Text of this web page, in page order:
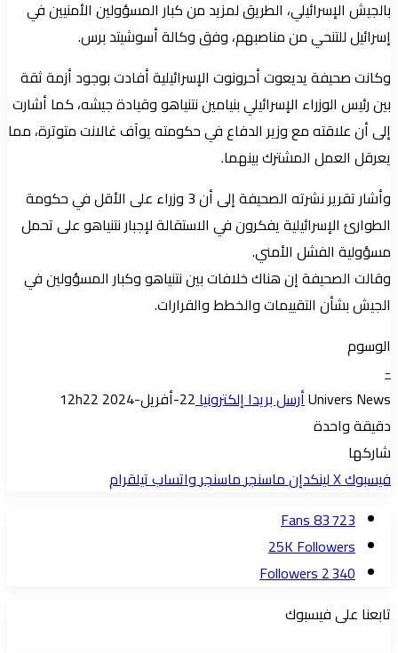
بالجيش الإسرائيلي، الطريق لمزيد من كبار المسؤولين الأمنيين في
إسرائيل للتنحي من مناصبهم، وفق وكالة أسوشيتد برس.
وكانت صحيفة يديعوت أحرونوت الإسرائيلية أفادت بوجود أزمة ثقة
بين رئيس الوزراء الإسرائيلي بنيامين نتنياهو وقيادة جيشه، كما أشارت
إلى أن علاقته مع وزير الدفاع في حكومته يوآف غالانت متوترة، مما
يعرقل العمل المشترك بينهما.
وأشار تقرير نشرته الصحيفة إلى أن 3 وزراء على الأقل في حكومة
الطوارئ الإسرائيلية يفكرون في الاستقالة لإجبار نتنياهو على تحمل
مسؤولية الفشل الأمني.
وقالت الصحيفة إن هناك خلافات بين نتنياهو وكبار المسؤولين في
الجيش بشأن التقييمات والخطط والقرارات.
الوسوم
-
Univers Newsأرسل بريدا إلكترونيا22-أفريل-2024 12h22
دقيقة واحدة
شاركها
فيسبوك‫Xلينكدإنماسنجرماسنجرواتسابتيلقرام
83 723
Fans
25KFollowers
2 340
Followers
تابعنا على فيسبوك